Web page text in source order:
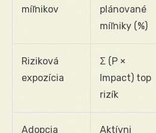
míľnikov
plánované
míľniky (%)
Riziková
expozícia
Σ (P ×
Impact) top
rizík
Adopcia
Aktívni